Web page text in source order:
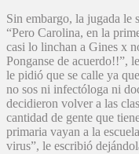
Sin embargo, la jugada le
“Pero Carolina, en la
casi lo linchan a Gines x
Ponganse de acuerdo!!”,
le pidió que se calle ya
no sos ni infectóloga ni
decidieron volver a las
cantidad de gente que
primaria vayan a la
virus”, le escribió